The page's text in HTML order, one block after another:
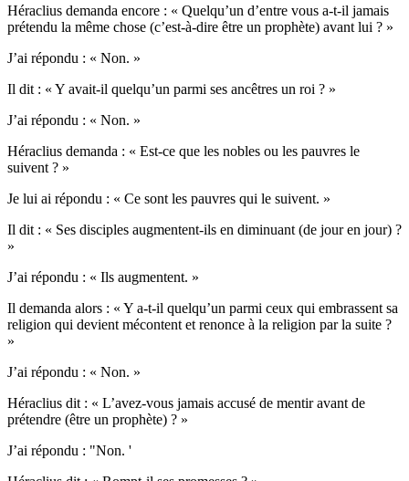
Héraclius demanda encore : « Quelqu’un d’entre vous a-t-il jamais
prétendu la même chose (c’est-à-dire être un prophète) avant lui ? »
J’ai répondu : « Non. »
Il dit : « Y avait-il quelqu’un parmi ses ancêtres un roi ? »
J’ai répondu : « Non. »
Héraclius demanda : « Est-ce que les nobles ou les pauvres le
suivent ? »
Je lui ai répondu : « Ce sont les pauvres qui le suivent. »
Il dit : « Ses disciples augmentent-ils en diminuant (de jour en jour) ?
»
J’ai répondu : « Ils augmentent. »
Il demanda alors : « Y a-t-il quelqu’un parmi ceux qui embrassent sa
religion qui devient mécontent et renonce à la religion par la suite ?
»
J’ai répondu : « Non. »
Héraclius dit : « L’avez-vous jamais accusé de mentir avant de
prétendre (être un prophète) ? »
J’ai répondu : "Non. '